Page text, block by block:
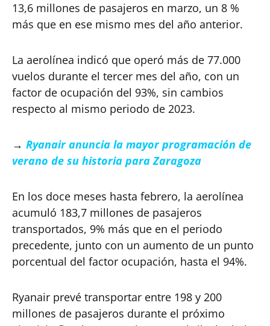
13,6 millones de pasajeros en marzo, un 8 %
más que en ese mismo mes del año anterior.
La aerolínea indicó que operó más de 77.000
vuelos durante el tercer mes del año, con un
factor de ocupación del 93%, sin cambios
respecto al mismo periodo de 2023.
→ Ryanair anuncia la mayor programación de
verano de su historia para Zaragoza
En los doce meses hasta febrero, la aerolínea
acumuló 183,7 millones de pasajeros
transportados, 9% más que en el periodo
precedente, junto con un aumento de un punto
porcentual del factor ocupación, hasta el 94%.
Ryanair prevé transportar entre 198 y 200
millones de pasajeros durante el próximo